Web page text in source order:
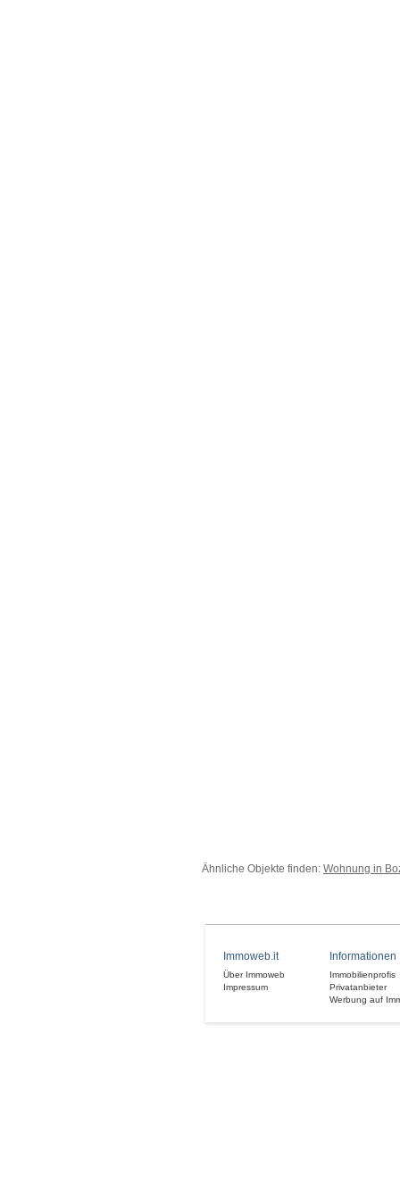
Ähnliche Objekte finden: Wohnung in
Immoweb.it
Über Immoweb
Impressum
Informationen
Immobilienprofis
Privatanbieter
Werbung auf